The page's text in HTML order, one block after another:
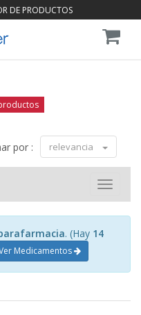
DE PRODUCTOS
por : relevancia
Toggle
. (Hay 14
Medicamentos